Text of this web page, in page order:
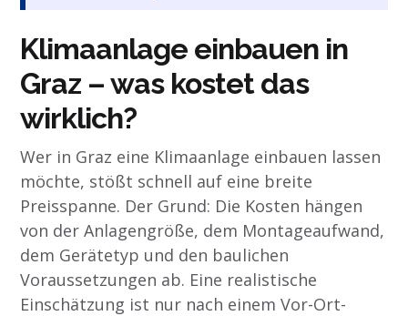
Klimaanlage einbauen in
Graz – was kostet das
wirklich?
Wer in Graz eine Klimaanlage einbauen lassen
möchte, stößt schnell auf eine breite
Preisspanne. Der Grund: Die Kosten hängen
von der Anlagengröße, dem Montageaufwand,
dem Gerätetyp und den baulichen
Voraussetzungen ab. Eine realistische
Einschätzung ist nur nach einem Vor-Ort-